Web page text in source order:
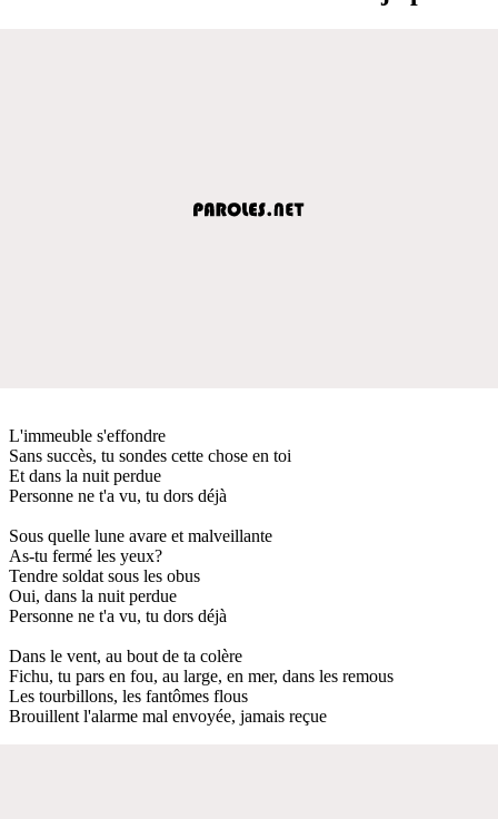
L'immeuble s'effondre
Sans succès, tu sondes cette chose en toi
Et dans la nuit perdue
Personne ne t'a vu, tu dors déjà
Sous quelle lune avare et malveillante
As-tu fermé les yeux?
Tendre soldat sous les obus
Oui, dans la nuit perdue
Personne ne t'a vu, tu dors déjà
Dans le vent, au bout de ta colère
Fichu, tu pars en fou, au large, en mer, dans les remous
Les tourbillons, les fantômes flous
Brouillent l'alarme mal envoyée, jamais reçue